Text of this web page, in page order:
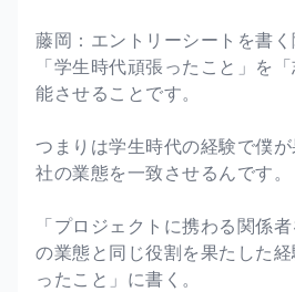
藤岡：エントリーシートを書く
「学生時代頑張ったこと」を
能させることです。
つまりは学生時代の経験で僕
社の業態を一致させるんです。
「プロジェクトに携わる関係
の業態と同じ役割を果たした
ったこと」に書く。